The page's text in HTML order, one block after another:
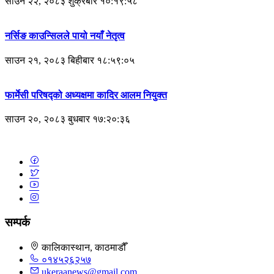
नर्सिङ काउन्सिलले पायो नयाँ नेतृत्व
साउन २१, २०८३ बिहीबार १८:५९:०५
फार्मेसी परिषद्को अध्यक्षमा कादिर आलम नियुक्त
साउन २०, २०८३ बुधबार १७:२०:३६
सम्पर्क
कालिकास्थान, काठमाडौँ
०१४५२६२५७
ukeraanews@gmail.com